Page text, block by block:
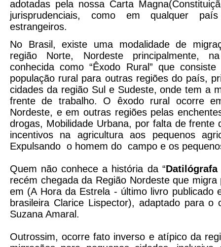
adotadas pela nossa Carta
jurisprudenciais, como em qualquer
estrangeiros.
No Brasil, existe uma modalidade de
região Norte, Nordeste principalmente,
conhecida como “Êxodo Rural” que
população rural para outras regiões do país,
cidades da região Sul e Sudeste, onde tem a
frente de trabalho. O êxodo rural ocorre
Nordeste, e em outras regiões pelas
drogas, Mobilidade Urbana, por falta de
incentivos na agricultura aos pequenos
Expulsando o homem do campo e os
Quem não conhece a história da “Datilógrafa
recém chegada da Região Nordeste que
em (A Hora da Estrela - último livro publicado
brasileira Clarice Lispector), adaptado para o
Suzana Amaral.
Outrossim, ocorre fato inverso e atípico da